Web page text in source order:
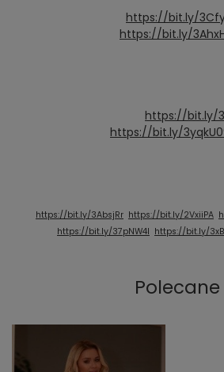
https://bit.ly/
https://bit.ly/
https://bit.ly/
https://bit.ly/
https://bit.ly/3AbsjRr https://bit.ly/2VxiiPA
https://bit.ly/37pNW4l https://bit.ly/
Polecane